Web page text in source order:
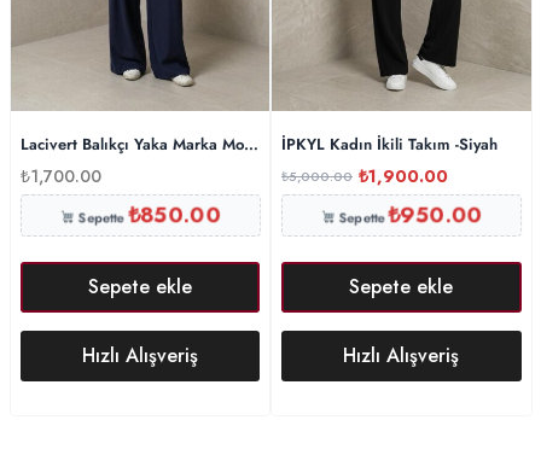
Lacivert Balıkçı Yaka Marka Model Modal Takım
₺1,700.00
Sepette₺850.00
Sepete ekle
Hızlı Alışveriş
İPKYL Kadın İkili Takım -Siyah
₺5,000.00 ₺1,900.00
Sepette₺950.00
Sepete ekle
Hızlı Alışveriş